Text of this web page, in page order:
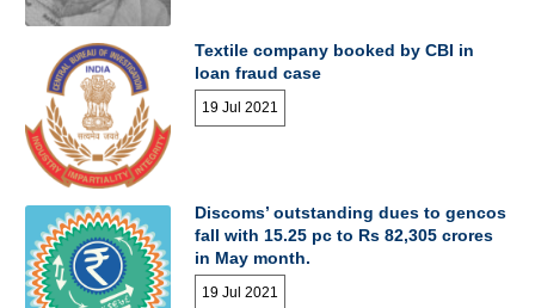
Textile company booked by CBI in
loan fraud case
19 Jul 2021
Discoms’ outstanding dues to gencos
fall with 15.25 pc to Rs 82,305 crores
in May month.
19 Jul 2021